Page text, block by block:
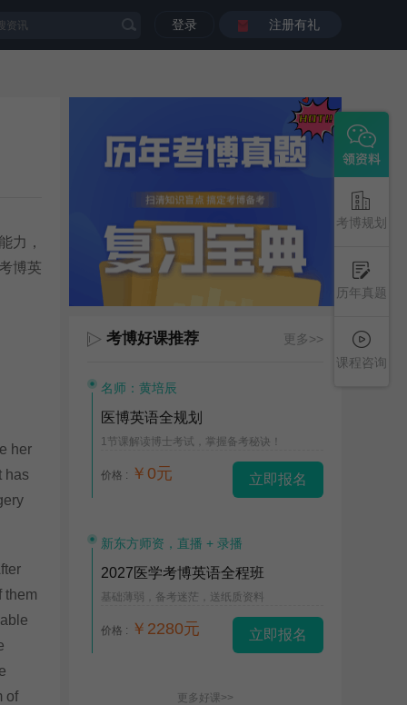
登录 注册有礼
力，
博英
her
has
them
of
考博规划
历年真题
课程咨询
考博好课推荐 更多>>
名师：黄培辰
医博英语全规划
1节课解读博士考试，掌握备考秘诀！
价格 : ￥0元 立即报名
新东方师资，直播 + 录播
2027医学考博英语全程班
基础薄弱，备考迷茫，送纸质资料
价格 : ￥2280元 立即报名
更多好课>>